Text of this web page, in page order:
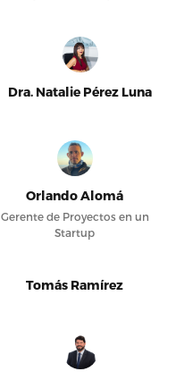
Dra. Natalie Pérez Luna
Orlando Alomá
Gerente de Proyectos en un
Startup
Tomás Ramírez